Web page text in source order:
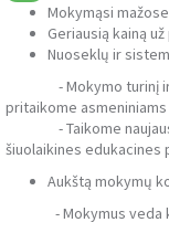
Mokymąsi
Geriausią kainą
Nuoseklų ir
- Mokymo turinį ir
pritaikome
- Taikome
šiuolaikines edukacines
Aukštą mokymų
- Mokymus veda